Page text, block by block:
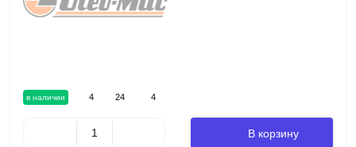
в наличии 4 24 4
В корзину